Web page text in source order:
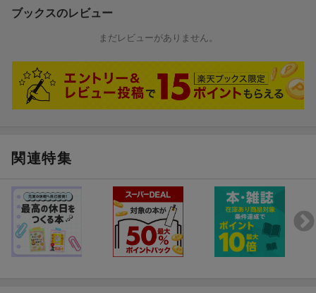
ブックスのレビュー
まだレビューがありません。
関連特集